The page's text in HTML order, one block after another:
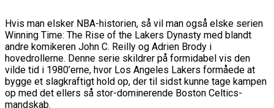
Hvis man elsker NBA-historien, så vil man også elske serien
Winning Time: The Rise of the Lakers Dynasty med blandt
andre komikeren John C. Reilly og Adrien Brody i
hovedrollerne. Denne serie skildrer på formidabel vis den
vilde tid i 1980’erne, hvor Los Angeles Lakers formåede at
bygge et slagkraftigt hold op, der til sidst kunne tage kampen
op med det ellers så stor-dominerende Boston Celtics-
mandskab.